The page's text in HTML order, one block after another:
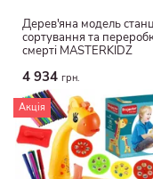
Дерев'яна модель
сортування та
смерті MASTERKIDZ
4 934 грн.
Акція